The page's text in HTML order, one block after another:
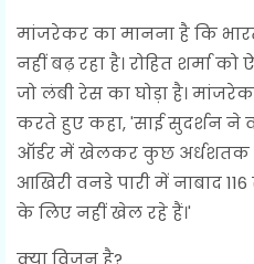
मांजरेकर का मानना है कि
नहीं बढ़ रहा है। रोहित शर्मा
जो लंबी रेस का घोड़ा है।
करते हुए कहा, 'साई सुदर्शन ने
ऑर्डर में खेलकर कुछ अर्धशतक
आखिरी वनडे पारी में नाबाद
के लिए नहीं खेल रहे हैं।'
क्‍या विजन है?